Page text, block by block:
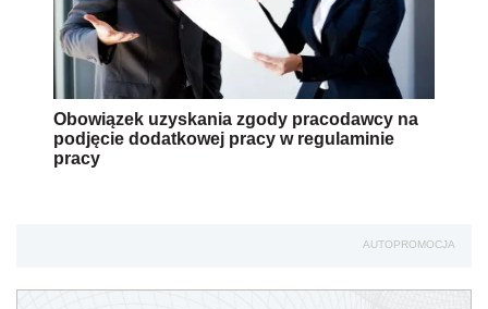
Obowiązek uzyskania zgody pracodawcy na
podjęcie dodatkowej pracy w regulaminie
pracy
AUTOPROMOCJA